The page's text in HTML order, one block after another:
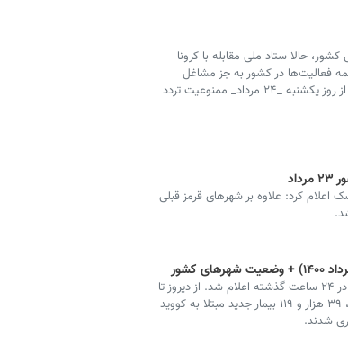
حالا ستاد ملی مقابله با کرونا
_۲۵ مرداد_ تا شنبه _۳۰ مرداد_ همه فعالیت‌ها در کشور به جز مشاغل
ضروری تعطیل شود. همچنین مجوزهای تردد لغو شده و از روز یکشنبه _۲۴ مرداد_ ممنوعیت تردد
کرد: علاوه بر شهرهای قرمز قبلی
آمار تعداد مبتلایان، فوتی‌ها و بهبودیافتگان کرونا در ایران در ۲۴ ساعت گذشته اعلام شد. از دیروز تا
امروز ۲۲ مردادماه و بر اساس معیارهای قطعی تشخیصی، ۳۹ هزار و ۱۱۹ بیمار جدید مبتلا به کووید